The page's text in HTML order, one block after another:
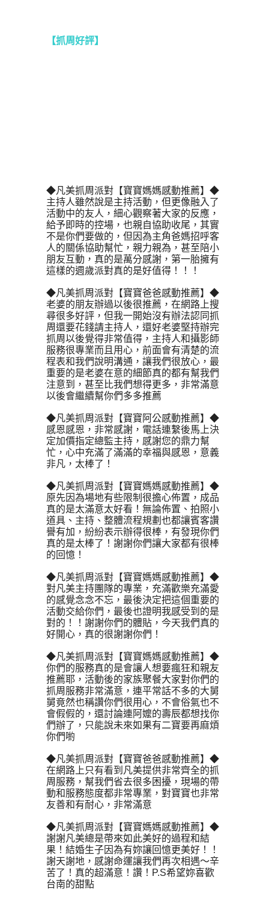
【抓周好評】
◆凡美抓周派對【寶寶媽媽感動推薦】◆
主持人雖然說是主持活動，但更像融入了
活動中的友人，細心觀察著大家的反應，
給予即時的控場，也親自協助收尾，其實
不是你們要做的，但因為主角爸媽招呼客
人的關係協助幫忙，親力親為，甚至陪小
朋友互動，真的是萬分感謝，第一胎擁有
這樣的週歲派對真的是好值得！！！
◆凡美抓周派對【寶寶爸爸感動推薦】◆
老婆的朋友辦過以後很推薦，在網路上搜
尋很多好評，但我一開始沒有辦法認同抓
周還要花錢請主持人，還好老婆堅持辦完
抓周以後覺得非常值得，主持人和攝影師
服務很專業而且用心，前面會有清楚的流
程表和我們說明溝通，讓我們很放心，最
重要的是老婆在意的細節真的都有幫我們
注意到，甚至比我們想得更多，非常滿意
以後會繼續幫你們多多推薦
◆凡美抓周派對【寶寶阿公感動推薦】◆
感恩感恩，非常感謝，電話連繫後馬上決
定加價指定總監主持，感謝您的鼎力幫
忙，心中充滿了滿滿的幸福與感恩，意義
非凡，太棒了！
◆凡美抓周派對【寶寶媽媽感動推薦】◆
原先因為場地有些限制很擔心佈置，成品
真的是太滿意太好看！無論佈置、拍照小
道具、主持、整體流程規劃也都讓賓客讚
譽有加，紛紛表示辦得很棒，有發現你們
真的是太棒了！謝謝你們讓大家都有很棒
的回憶！
◆凡美抓周派對【寶寶媽媽感動推薦】◆
對凡美主持團隊的專業，充滿歡樂充滿愛
的感覺念念不忘，最後決定把這個重要的
活動交給你們，最後也證明我感受到的是
對的！！謝謝你們的體貼，今天我們真的
好開心，真的很謝謝你們！
◆凡美抓周派對【寶寶媽媽感動推薦】◆
你們的服務真的是會讓人想要瘋狂和親友
推薦耶，活動後的家族聚餐大家對你們的
抓周服務非常滿意，連平常話不多的大舅
舅竟然也稱讚你們很用心，不會俗氣也不
會假假的，還討論連阿嬤的壽辰都想找你
們辦了，只能說未來如果有二寶要再麻煩
你們喲
◆凡美抓周派對【寶寶爸爸感動推薦】◆
在網路上只有看到凡美提供非常齊全的抓
周服務，幫我們省去很多困擾，現場的帶
動和服務態度都非常專業，對寶寶也非常
友善和有耐心，非常滿意
◆凡美抓周派對【寶寶媽媽感動推薦】◆
謝謝凡美總是帶來如此美好的過程和結
果！結婚生子因為有妳讓回憶更美好！！
謝天謝地，感謝命運讓我們再次相遇～辛
苦了！真的超滿意！讚！P.S希望妳喜歡
台南的甜點